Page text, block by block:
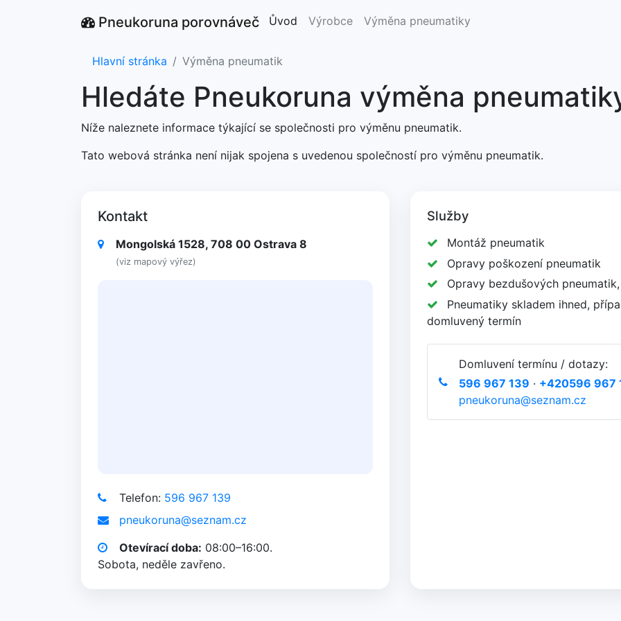
Pneukoruna porovnáveč Ůvod Výrobce Výměna pneumatiky
Hlavní stránka Výměna pneumatik
Hledáte Pneukoruna výměna
Níže naleznete informace týkající se společnosti pro výměnu pneumatik.
Tato webová stránka není nijak spojena s uvedenou společností pro výměnu pneumatik.
Kontakt
Mongolská 1528, 708 00 Ostrava 8
(viz mapový výřez)
Telefon: 596 967 139
pneukoruna@seznam.cz
Otevírací doba: 08:00–16:00.
Sobota, neděle zavřeno.
Služby
Montáž pneumatik
Opravy poškození pneumatik
Opravy bezdušových
Pneumatiky skladem ihned,
domluvený termín
Domluvení termínu / dotazy:
596 967 139 · +420596 967
pneukoruna@seznam.cz